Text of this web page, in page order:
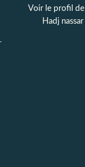
Voir le profil de
Hadj nassar